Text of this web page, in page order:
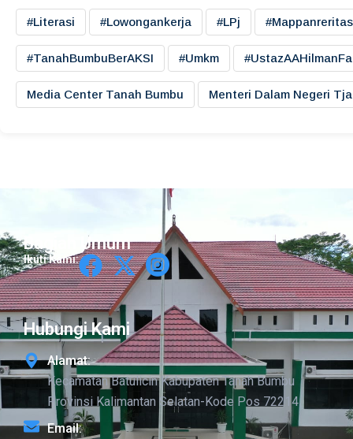
#literasi #lowongankerja #LPj
#TanahBumbuBerAKSI #umkm
Media Center Tanah Bumbu Menteri Dalam Negeri
Bagian Umum
Ikuti Kami:
Hubungi Kami
Alamat:
Kecamatan Batulicin Kabupaten Tanah Bumbu
Provinsi Kalimantan Selatan-Kode Pos 72214
Email: